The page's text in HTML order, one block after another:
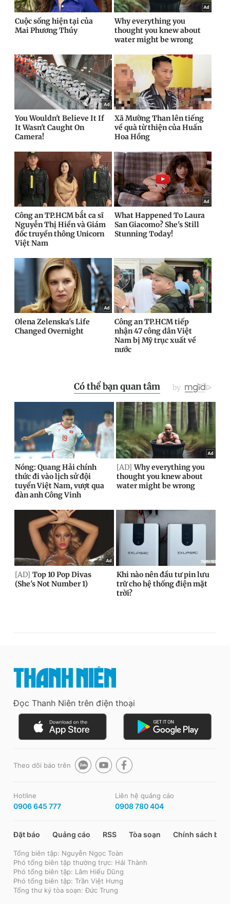
Đọc Thanh Niên trên điện thoại
Theo dõi báo trên
Hotline
0906 645 777
Liên hệ quảng cáo
0908 780 404
Đặt báo Quảng cáo RSS Tòa soạn Chính sách bảo
Tổng biên tập: Nguyễn Ngọc Toàn
Phó tổng biên tập thường trực: Hải Thành
Phó tổng biên tập: Lâm Hiếu Dũng
Phó tổng biên tập: Trần Việt Hưng
Tổng thư ký tòa soạn: Đức Trung